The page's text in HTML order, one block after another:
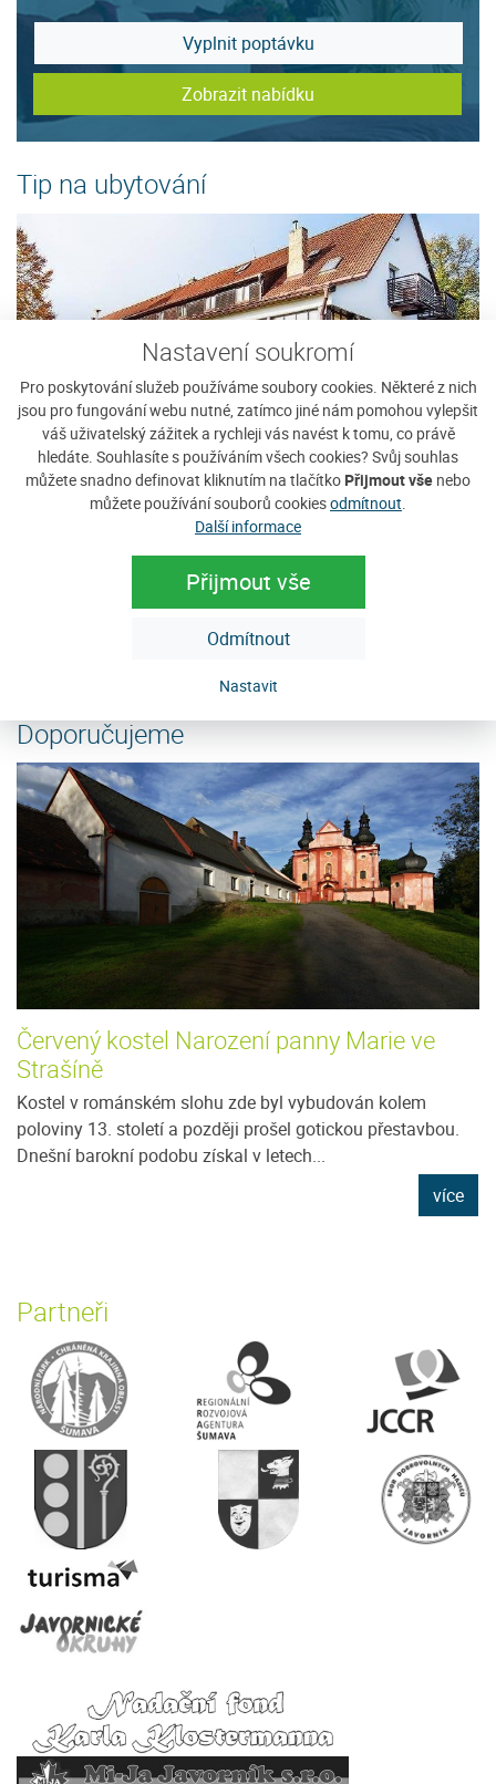
Nastavení soukromí
Pro poskytování služeb používáme soubory cookies. Některé z nich
jsou pro fungování webu nutné, zatímco jiné nám pomohou vylepšit
váš uživatelský zážitek a rychleji vás navést k tomu, co právě
hledáte. Souhlasíte s používáním všech cookies? Svůj souhlas
můžete snadno definovat kliknutím na tlačítko Přijmout vše nebo
můžete používání souborů cookiesodmítnout
Další informace
Přijmout vše
Odmítnout
Nastavit
Vyplnit poptávku
Zobrazit nabídku
Tip na ubytování
Hotel Krásná Vyhlídka
Hotel Krásná Vyhlídka (960 m n.m.) se jako jediný na
východní straně hory Javorník (1066 m n. m.) může
pochlubit jedinečnou polohou umožňující...
Cena: 510 Kč za osobu / noc
Doporučujeme
Červený kostel Narození panny Marie ve
Strašíně
Kostel v románském slohu zde byl vybudován kolem
poloviny 13. století a později prošel gotickou přestavbou.
Dnešní barokní podobu získal v letech...
více
Partneři